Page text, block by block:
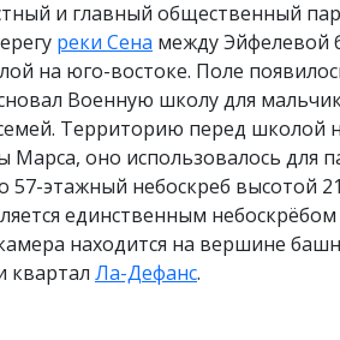
и главный общественный
реки Сена между Эйфелевой
на юго-востоке. Поле
Военную школу для
Территорию перед школой
Марса, оно использовалось для
57-этажный небоскреб высотой
единственным небоскрёбом
находится на вершине
квартал Ла-Дефанс.